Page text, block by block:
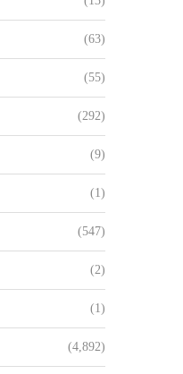
(63)
(55)
(292)
(9)
(1)
(547)
(2)
(1)
(4,892)